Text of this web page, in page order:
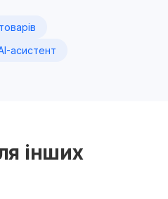
асистент
інших